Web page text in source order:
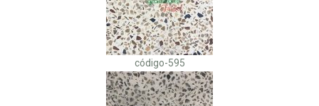
código-595